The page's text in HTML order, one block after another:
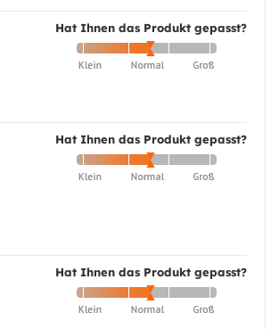
Hat Ihnen das Produkt gepasst?
Hat Ihnen das Produkt gepasst?
Hat Ihnen das Produkt gepasst?